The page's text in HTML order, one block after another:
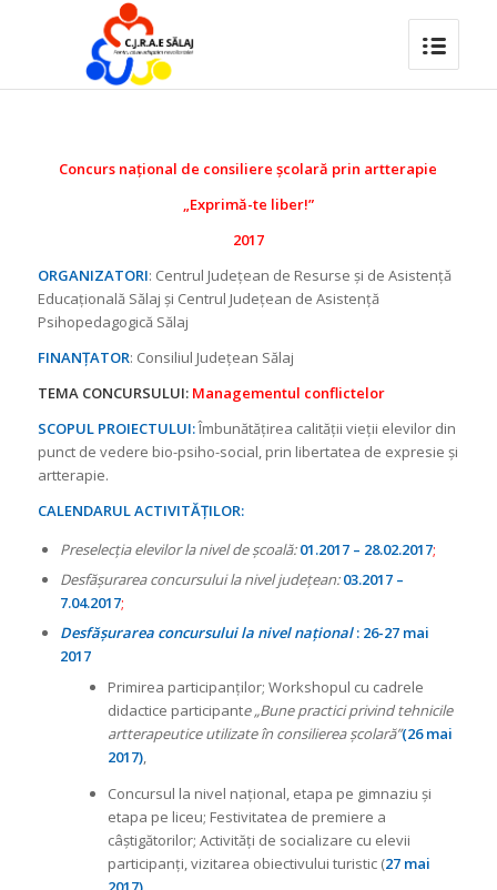
Concurs național de consiliere școlară prin artterapie
„Exprimă-te liber!”
2017
ORGANIZATORI: Centrul Județean de Resurse și de Asistență
Educațională Sălaj și Centrul Județean de Asistență
Psihopedagogică Sălaj
FINANȚATOR: Consiliul Județean Sălaj
TEMA CONCURSULUI:Managementul conflictelor
SCOPUL PROIECTULUI:Îmbunătăţirea calităţii vieţii elevilor din
punct de vedere bio-psiho-social, prin libertatea de expresie şi
artterapie.
CALENDARUL ACTIVITĂȚILOR:
Preselecţia elevilor la nivel de şcoală: 01.2017 – 28.02.2017;
Desfăşurarea concursului la nivel judeţean:03.2017 –
7.04.2017;
Desfăşurarea concursului la nivel naţional : 26-27 mai
2017
Primirea participanților; Workshopul cu cadrele
didactice participante „Bune practici privind tehnicile
artterapeutice utilizate în consilierea școlară”(26 mai
2017),
Concursul la nivel național, etapa pe gimnaziu și
etapa pe liceu; Festivitatea de premiere a
câștigătorilor; Activități de socializare cu elevii
participanți, vizitarea obiectivului turistic (27 mai